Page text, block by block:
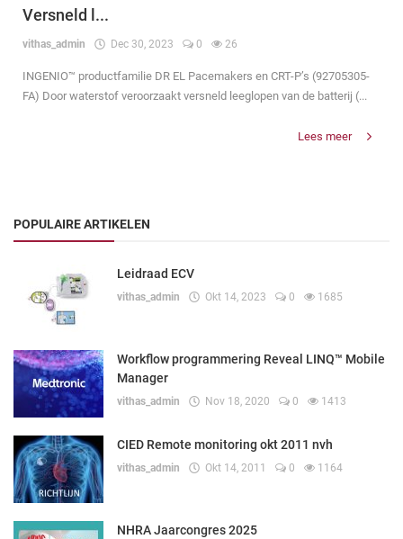
Versneld l...
vithas_admin Dec 30, 2023 0 26
INGENIO™ productfamilie DR EL Pacemakers en CRT-P’s (92705305-
FA) Door waterstof veroorzaakt versneld leeglopen van de batterij (...
Lees meer
POPULAIRE ARTIKELEN
Leidraad ECV
vithas_admin Okt 14, 2023 0 1685
Workflow programmering Reveal LINQ™ Mobile
Manager
vithas_admin Nov 18, 2020 0 1413
CIED Remote monitoring okt 2011 nvh
vithas_admin Okt 14, 2011 0 1164
NHRA Jaarcongres 2025